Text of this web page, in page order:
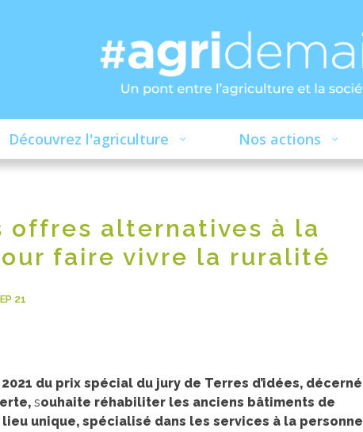
Découvrez l'agriculture Nos actions
offres alternatives à la
faire vivre la ruralité
21
du prix spécial du jury de Terres d’idées, décerné
souhaite réhabiliter les anciens bâtiments de
unique, spécialisé dans les services à la personne